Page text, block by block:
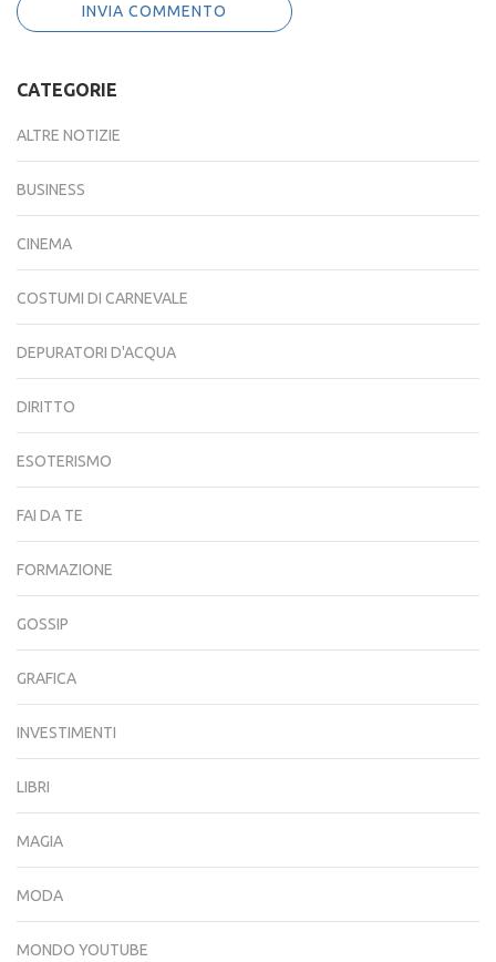
CATEGORIE
ALTRE NOTIZIE
BUSINESS
CINEMA
COSTUMI DI CARNEVALE
DEPURATORI D'ACQUA
DIRITTO
ESOTERISMO
FAI DA TE
FORMAZIONE
GOSSIP
GRAFICA
INVESTIMENTI
LIBRI
MAGIA
MODA
MONDO YOUTUBE